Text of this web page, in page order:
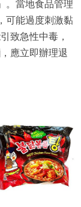
。當地食品管理
可能過度刺激黏
致急性中毒，
應立即辦理退